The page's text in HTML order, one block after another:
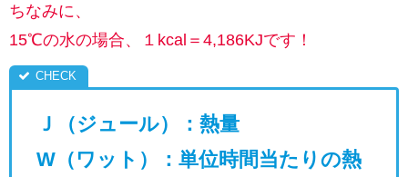
ちなみに、
15℃の水の場合、１kcal＝4,186KJです！
Ｊ（ジュール）：熱量
W（ワット）：単位時間当たりの熱